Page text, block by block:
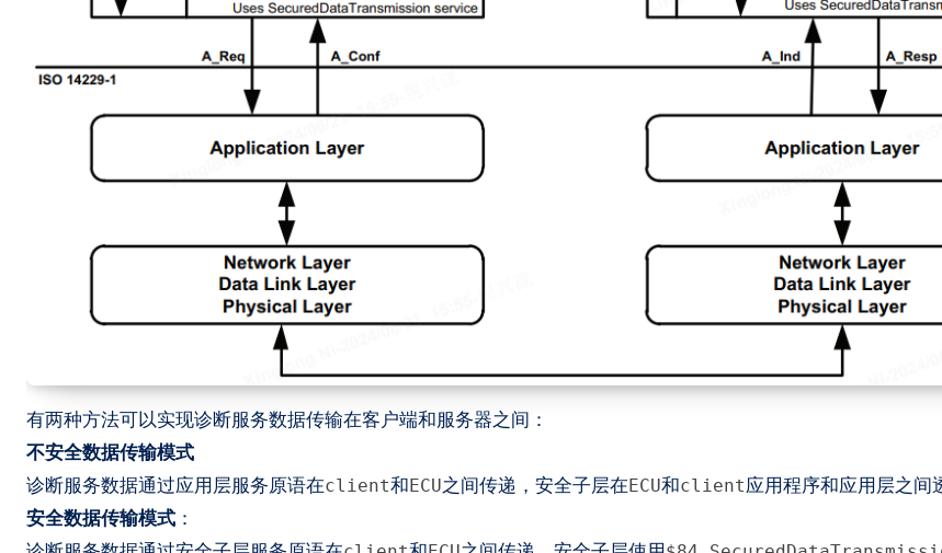
有两种方法可以实现诊断服务数据传输在客户端和服务器之间：
不安全数据传输模式
诊断服务数据通过应用层服务原语在client和ECU之间传递，安全子层在ECU和client应用程序和应用层之间
安全数据传输模式 ：